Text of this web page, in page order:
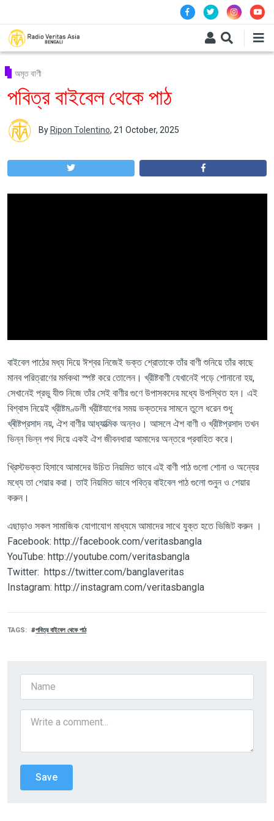
অমৃত বাণী
পবিত্র বাইবেল থেকে পাঠ
By Ripon Tolentino, 21 October, 2025
বাইবেল পাঠের মধ্য দিয়ে ঈশ্বর নিজেই ভক্ত শ্রোতাকে তাঁর বাণী শুনিয়ে তাঁর কাছে
মানব পরিত্রাণের মর্মকথা স্পষ্ট করে তোলেন। খ্রীষ্টবাণী যেখানেই পড়ে শোনানো হয়,
সেখানেই প্রভু যীশু নিজে তাঁর সেই বাণীর গুণে উপাসকদের মধ্যে উপস্থিত হন। এই
বিশ্বাস নিয়েই খ্রীষ্টমণ্ডলী খ্রীষ্টযাগের সময় ভক্তদের সামনে তুলে ধরেন শুধু
খ্ৰীষ্টপ্রসাদ নয়, ঐশ বাণীর আধ্যাত্মিক অন্নও। আসলে ঐশ বাণী ও খ্রীষ্টপ্রসাদ তখন
ভিন্ন ভিন্ন পথ দিয়ে একই ঐশ জীবনধারা আমাদের অন্তরে প্রবাহিত করে।
খ্রিস্টভক্ত হিসাবে আমাদের উচিত নিয়মিত ভাবে এই বাণী পাঠ গুলো শোনা ও অন্যের
মধ্যে তা শেয়ার করা। তাই নিয়মিত ভাবে পবিত্র বাইবেল পাঠ গুলো শুনুন ও শেয়ার
করুন।
এছাড়াও সকল সামাজিক যোগাযোগ মাধ্যমে আমাদের সাথে যুক্ত হতে ভিজিট করুন ।
Facebook: http://facebook.com/veritasbangla
YouTube: http://youtube.com/veritasbangla
Twitter: https://twitter.com/banglaveritas
Instagram: http://instagram.com/veritasbangla
TAGS পবিত্র বাইবেল থেকে পাঠ